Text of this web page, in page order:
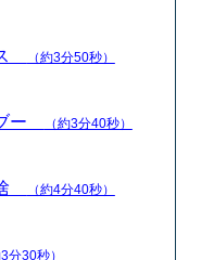
（約3分50秒）
ー （約3分40秒）
（約4分40秒）
3分30秒）